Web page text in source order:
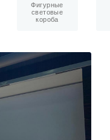
Фигурные
световые
короба